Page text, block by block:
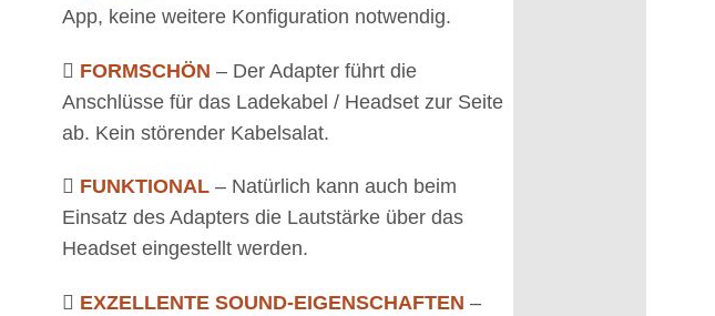
App, keine weitere Konfiguration notwendig.
FORMSCHÖN – Der Adapter führt die
Anschlüsse für das Ladekabel / Headset zur Seite
ab. Kein störender Kabelsalat.
FUNKTIONAL – Natürlich kann auch beim
Einsatz des Adapters die Lautstärke über das
Headset eingestellt werden.
EXZELLENTE SOUND-EIGENSCHAFTEN–